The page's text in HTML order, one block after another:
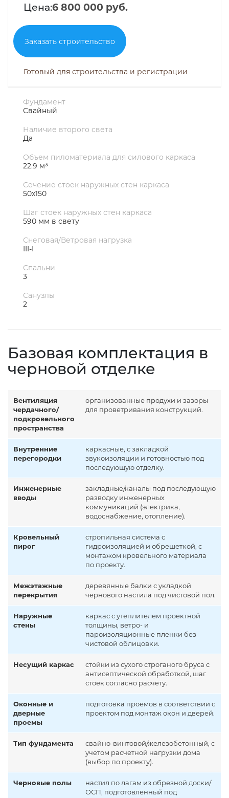
Цена:6 800 000 руб.
Заказать строительство
Готовый для строительства и регистрации
Фундамент
Свайный
Наличие второго света
Да
Объем пиломатериала для силового каркаса
22.9 м³
Сечение стоек наружных стен каркаса
50х150
Шаг стоек наружных стен каркаса
590 мм в свету
Снеговая/Ветровая нагрузка
III-I
Спальни
3
Санузлы
2
Базовая комплектация в
черновой отделке
Вентиляция
чердачного/
подкровельного
пространства
организованные продухи и зазоры
для проветривания конструкций.
Внутренние
перегородки
каркасные, с закладкой
звукоизоляции и готовностью под
последующую отделку.
Инженерные
вводы
закладные/каналы под последующую
разводку инженерных
коммуникаций (электрика,
водоснабжение, отопление).
Кровельный
пирог
стропильная система с
гидроизоляцией и обрешеткой, с
монтажом кровельного материала
по проекту.
Межэтажные
перекрытия
деревянные балки с укладкой
чернового настила под чистовой пол.
Наружные
стены
каркас с утеплителем проектной
толщины, ветро- и
пароизоляционные пленки без
чистовой облицовки.
Несущий каркас
стойки из сухого строганого бруса с
антисептической обработкой, шаг
стоек согласно расчету.
Оконные и
дверные
проемы
подготовка проемов в соответствии с
проектом под монтаж окон и дверей.
Тип фундамента
свайно-винтовой/железобетонный, с
учетом расчетной нагрузки дома
(выбор по проекту).
Черновые полы
настил по лагам из обрезной доски/
ОСП, подготовленный под